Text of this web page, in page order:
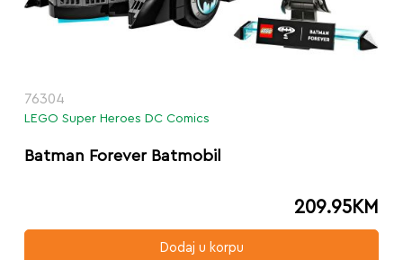
76304
LEGO Super Heroes DC Comics
Batman Forever Batmobil
209.95KM
Dodaj u korpu